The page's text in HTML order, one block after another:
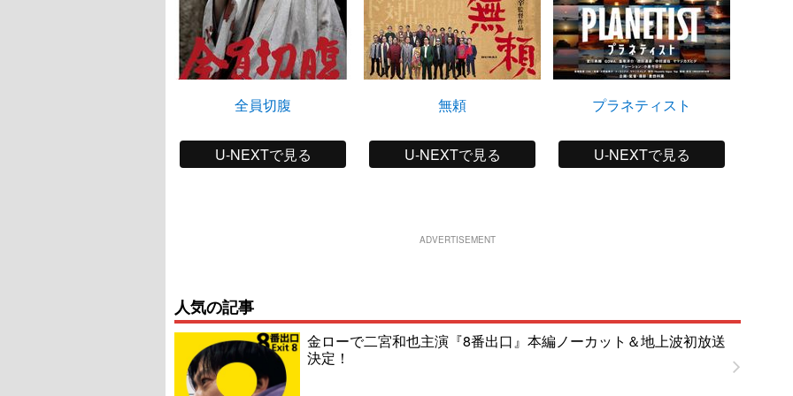
全員切腹
U-NEXTで見る
無頼
U-NEXTで見る
プラネティスト
U-NEXTで見る
ADVERTISEMENT
人気の記事
金ローで二宮和也主演『8番出口』本編ノーカット＆地上波初放送
決定！